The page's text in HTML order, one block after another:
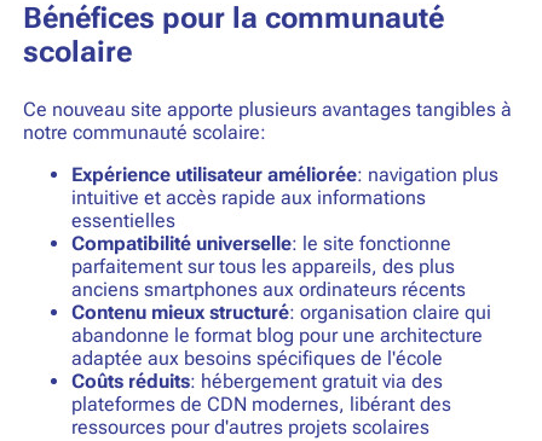
Bénéfices pour la communauté
scolaire
Ce nouveau site apporte plusieurs avantages tangibles à
notre communauté scolaire:
Expérience utilisateur améliorée: navigation plus
intuitive et accès rapide aux informations
essentielles
Compatibilité universelle: le site fonctionne
parfaitement sur tous les appareils, des plus
anciens smartphones aux ordinateurs récents
Contenu mieux structuré: organisation claire qui
abandonne le format blog pour une architecture
adaptée aux besoins spécifiques de l'école
Coûts réduits: hébergement gratuit via des
plateformes de CDN modernes, libérant des
ressources pour d'autres projets scolaires